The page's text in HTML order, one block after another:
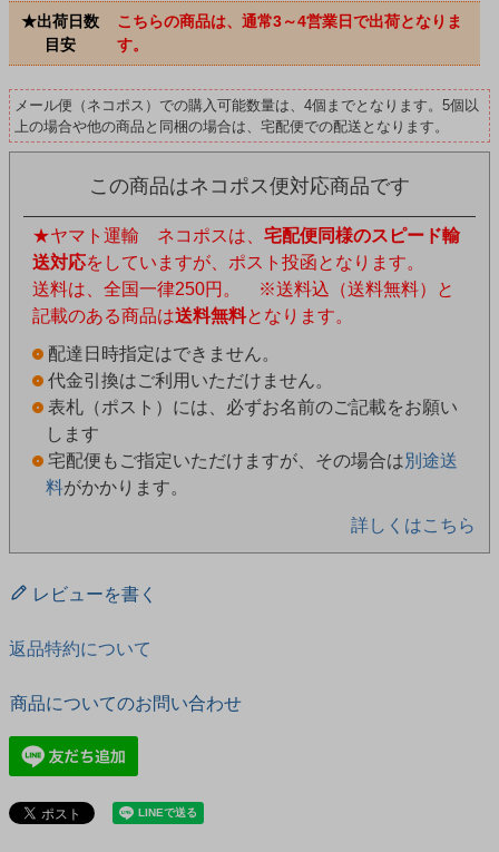
★出荷日数
目安
こちらの商品は、通常3～4営業日で出荷となりま
す。
メール便（ネコポス）での購入可能数量は、4個までとなります。5個以
上の場合や他の商品と同梱の場合は、宅配便での配送となります。
この商品はネコポス便対応商品です
★ヤマト運輸 ネコポスは、 宅配便同様のスピード輸
送対応をしていますが、ポスト投函となります。
送料は、全国一律250円。 ※送料込（送料無料）と
記載のある商品は送料無料となります。
配達日時指定はできません。
代金引換はご利用いただけません。
表札（ポスト）には、必ずお名前のご記載をお願い
します
宅配便もご指定いただけますが、その場合は別途送
料がかかります。
詳しくはこちら
レビューを書く
返品特約について
商品についてのお問い合わせ